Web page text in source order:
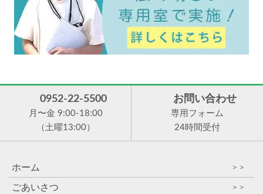
0952-22-5500
月〜金 9:00-18:00
（土曜13:00）
お問い合わせ
専用フォーム
24時間受付
ホーム ＞＞
ごあいさつ ＞＞